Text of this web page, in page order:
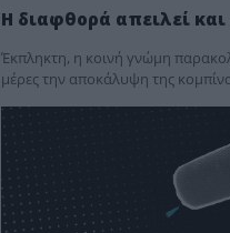
Η διαφθορά απειλεί
Έκπληκτη, η κοινή γνώμη
μέρες την αποκάλυψη της